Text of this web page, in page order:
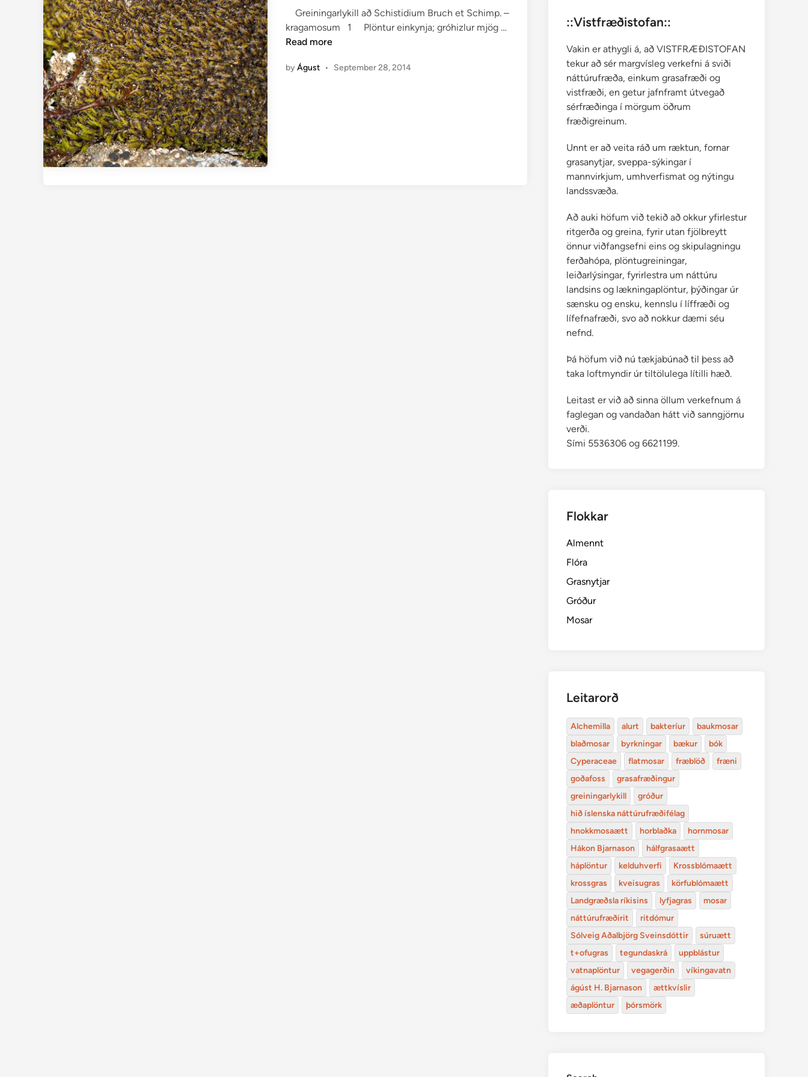
d
i
Greiningarlykill að Schistidium Bruch et Schimp. –
kragamosum 1 Plöntur einkynja; gróhizlur mjög …S
Read more
byÁgust • September 28, 2014
::Vistfræðistofan::
Vakin er athygli á, að VISTFRÆÐISTOFAN
tekur að sér margvísleg verkefni á sviði
náttúrufræða, einkum grasafræði og
vistfræði, en getur jafnframt útvegað
sérfræðinga í mörgum öðrum
fræðigreinum.
Unnt er að veita ráð um ræktun, fornar
grasanytjar, sveppa-sýkingar í
mannvirkjum, umhverfismat og nýtingu
landssvæða.
Að auki höfum við tekið að okkur yfirlestur
ritgerða og greina, fyrir utan fjölbreytt
önnur viðfangsefni eins og skipulagningu
ferðahópa, plöntugreiningar,
leiðarlýsingar, fyrirlestra um náttúru
landsins og lækningaplöntur, þýðingar úr
sænsku og ensku, kennslu í líffræði og
lífefnafræði, svo að nokkur dæmi séu
nefnd.
Þá höfum við nú tækjabúnað til þess að
taka loftmyndir úr tiltölulega lítilli hæð.
Leitast er við að sinna öllum verkefnum á
faglegan og vandaðan hátt við sanngjörnu
verði.
Sími 5536306 og 6621199.
Flokkar
Almennt
Flóra
Grasnytjar
Gróður
Mosar
Leitarorð
Alchemilla alurt bakteríur
baukmosar
blaðmosar
byrkningar bækur
bók
Cyperaceae
flatmosar fræblöð
fræni
goðafoss
grasafræðingur
greiningarlykill
gróður
hið íslenska náttúrufræðifélag
hnokkmosaætt
horblaðka
hornmosar
Hákon Bjarnason
hálfgrasaætt
háplöntur
kelduhverfi
Krossblómaætt
krossgras
kveisugras
körfublómaætt
Landgræðsla ríkisins
lyfjagras
mosar
náttúrufræðirit
ritdómur
Sólveig Aðalbjörg Sveinsdóttir
súruætt
t+ofugras
tegundaskrá
uppblástur
vatnaplöntur
vegagerðin
víkingavatn
ágúst H. Bjarnason
ættkvíslir
æðaplöntur
þórsmörk